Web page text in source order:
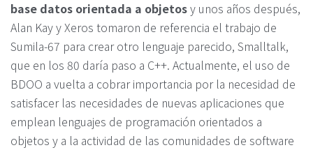
base datos orientada a objetosy unos años después,
Alan Kay y Xeros tomaron de referencia el trabajo de
Sumila-67 para crear otro lenguaje parecido, Smalltalk,
que en los 80 daría paso a C++. Actualmente, el uso de
BDOO a vuelta a cobrar importancia por la necesidad de
satisfacer las necesidades de nuevas aplicaciones que
emplean lenguajes de programación orientados a
objetos y a la actividad de las comunidades de software